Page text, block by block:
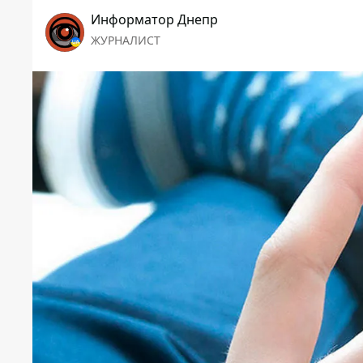
Информатор Днепр
ЖУРНАЛИСТ